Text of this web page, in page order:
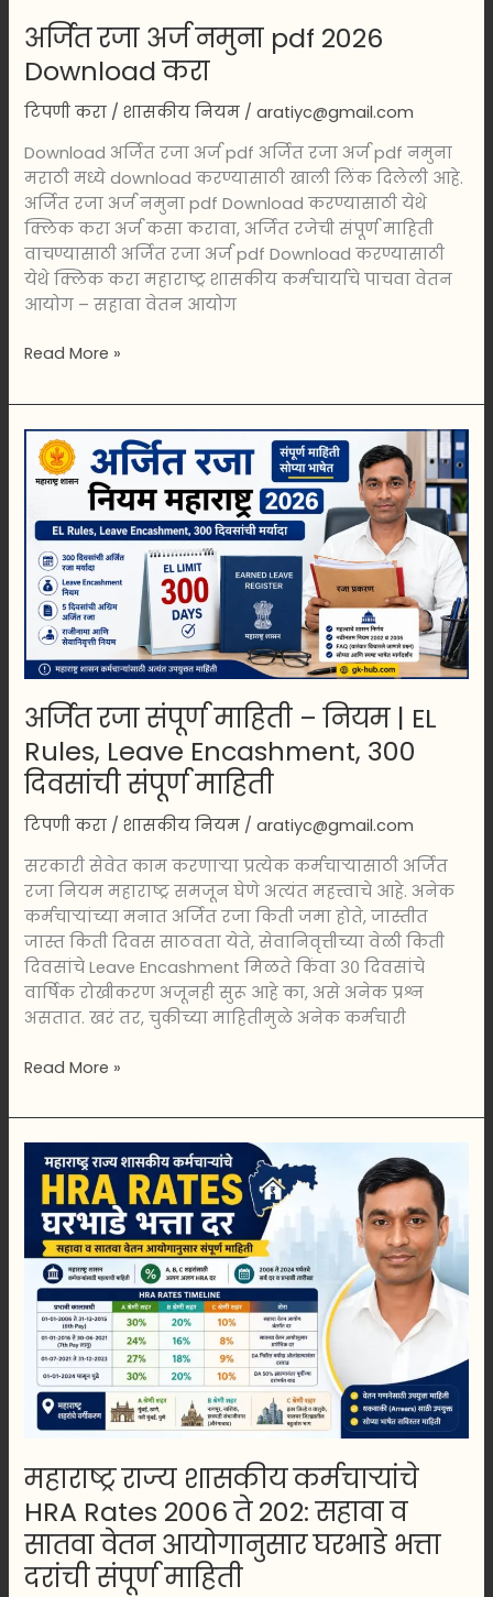
अर्जित रजा अर्ज नमुना pdf 2026
Download करा
टिपणी करा /शासकीय नियम /aratiyc@gmail.com
Download अर्जित रजा अर्ज pdf अर्जित रजा अर्ज pdf नमुना
मराठी मध्ये download करण्यासाठी खाली लिंक दिलेली आहे.
अर्जित रजा अर्ज नमुना pdf Download करण्यासाठी येथे
क्लिक करा अर्ज कसा करावा, अर्जित रजेची संपूर्ण माहिती
वाचण्यासाठी अर्जित रजा अर्ज pdf Download करण्यासाठी
येथे क्लिक करा महाराष्ट्र शासकीय कर्मचार्याचे पाचवा वेतन
आयोग – सहावा वेतन आयोग
Read More »
अर्जित रजा संपूर्ण माहिती – नियम | EL
Rules, Leave Encashment, 300
दिवसांची संपूर्ण माहिती
टिपणी करा /शासकीय नियम /aratiyc@gmail.com
सरकारी सेवेत काम करणाऱ्या प्रत्येक कर्मचाऱ्यासाठी अर्जित
रजा नियम महाराष्ट्र समजून घेणे अत्यंत महत्त्वाचे आहे. अनेक
कर्मचाऱ्यांच्या मनात अर्जित रजा किती जमा होते, जास्तीत
जास्त किती दिवस साठवता येते, सेवानिवृत्तीच्या वेळी किती
दिवसांचे Leave Encashment मिळते किंवा ३० दिवसांचे
वार्षिक रोखीकरण अजूनही सुरू आहे का, असे अनेक प्रश्न
असतात. खरं तर, चुकीच्या माहितीमुळे अनेक कर्मचारी
अर्जित
रजा
संपूर्ण
माहिती
–
नियम
EL
Rules,
Leave
300
दिवसांची
संपूर्ण
माहिती
Read More »
महाराष्ट्र राज्य शासकीय कर्मचाऱ्यांचे
HRA Rates 2006 ते 202: सहावा व
सातवा वेतन आयोगानुसार घरभाडे भत्ता
दरांची संपूर्ण माहिती
महाराष्ट्र
राज्य
शासकीय
कर्मचाऱ्यांचे
HRA
Rates
2006
202:
सहावा
सातवा
आयोगानुसार
घरभाडे
भत्ता
दरांची
संपूर्ण